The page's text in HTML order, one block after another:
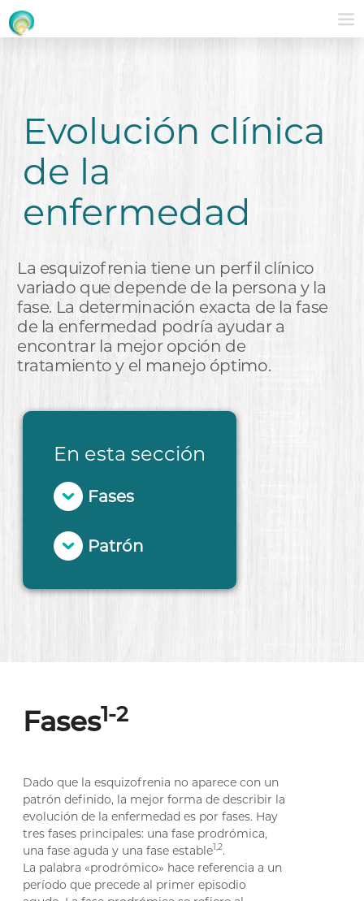
Evolución clínica
de la
enfermedad
La esquizofrenia tiene un perfil clínico
variado que depende de la persona y la
fase. La determinación exacta de la fase
de la enfermedad podría ayudar a
encontrar la mejor opción de
tratamiento y el manejo óptimo.
En esta sección
Fases
Patrón
Fases1-2
Dado que la esquizofrenia no aparece con un
patrón definido, la mejor forma de describir la
evolución de la enfermedad es por fases. Hay
tres fases principales: una fase prodrómica,
una fase aguda y una fase estable1,2.
La palabra «prodrómico» hace referencia a un
período que precede al primer episodio